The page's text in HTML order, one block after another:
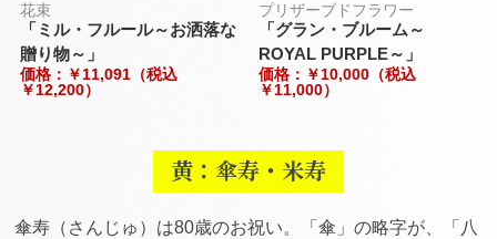
花束
「ミル・フルール～お洒落な
贈り物～」
価格：￥11,091（税込
￥12,200）
プリザーブドフラワー
「グラン・ブルーム～
ROYAL PURPLE～」
価格：￥10,000（税込
￥11,000）
黄：傘寿・米寿
傘寿（さんじゅ）は80歳のお祝い。「傘」の略字が、「八